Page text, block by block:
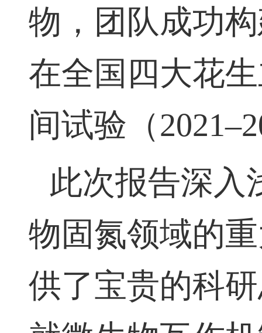
物，团队成功
在全国四大花
间试验（
此次报告深入
物固氮领域的
供了宝贵的科